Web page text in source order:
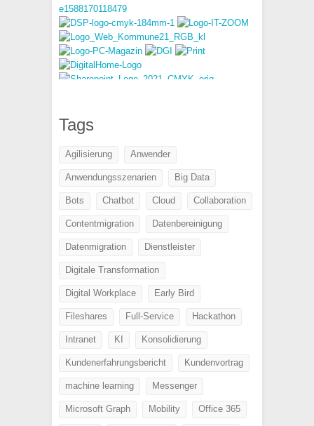
Tags
Agilisierung Anwender
Anwendungsszenarien Big Data
Bots Chatbot Cloud Collaboration
Contentmigration Datenbereinigung
Datenmigration Dienstleister
Digitale Transformation
Digital Workplace Early Bird
Fileshares Full-Service Hackathon
Intranet KI Konsolidierung
Kundenerfahrungsbericht Kundenvortrag
machine learning Messenger
Microsoft Graph Mobility Office 365